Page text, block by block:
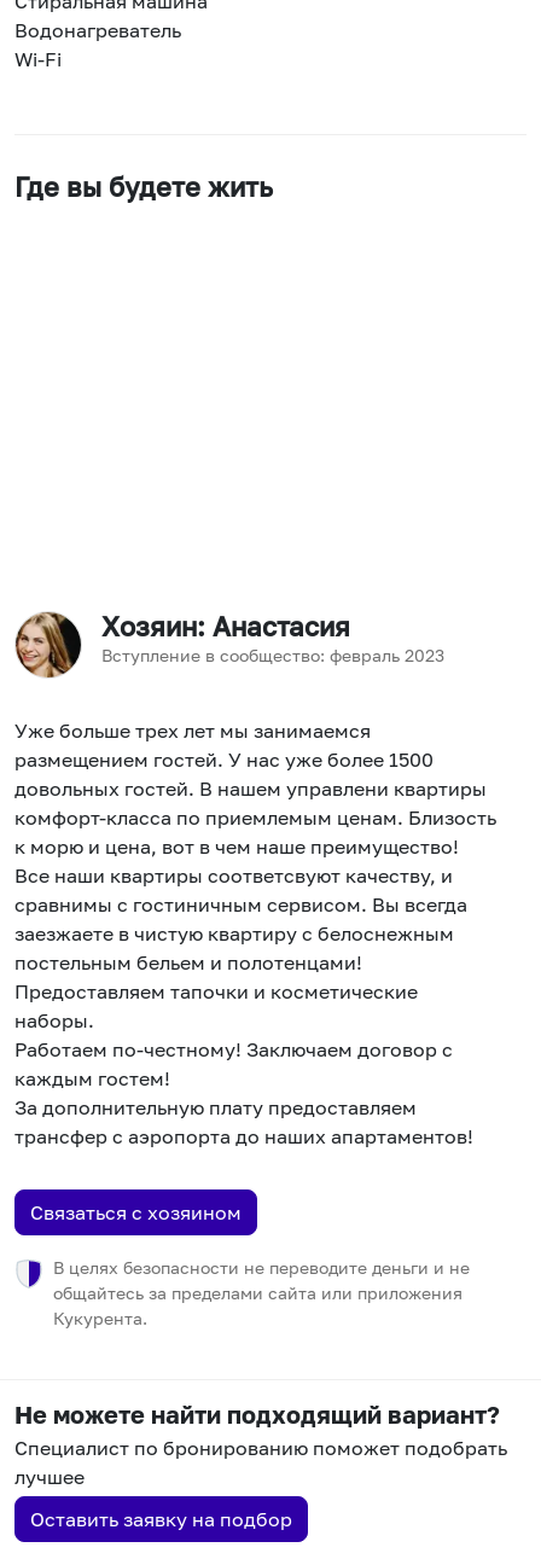
Водонагреватель
Wi-Fi
Где вы будете жить
Хозяин: Анастасия
Вступление в сообщество: февраль 2023
Уже больше трех лет мы занимаемся
размещением гостей. У нас уже более 1500
довольных гостей. В нашем управлени квартиры
комфорт-класса по приемлемым ценам. Близость
к морю и цена, вот в чем наше преимущество!
Все наши квартиры соответсвуют качеству, и
сравнимы с гостиничным сервисом. Вы всегда
заезжаете в чистую квартиру с белоснежным
постельным бельем и полотенцами!
Предоставляем тапочки и косметические
наборы.
Работаем по-честному! Заключаем договор с
каждым гостем!
За дополнительную плату предоставляем
трансфер с аэропорта до наших апартаментов!
Связаться с хозяином
В целях безопасности не переводите деньги и не
общайтесь за пределами сайта или приложения
Кукурента.
Не можете найти подходящий вариант?
Специалист по бронированию поможет подобрать
лучшее
Оставить заявку на подбор